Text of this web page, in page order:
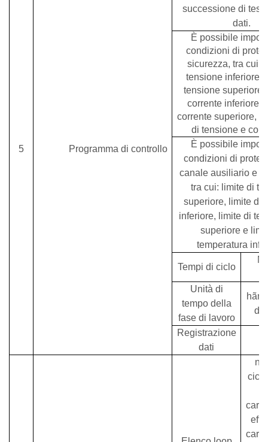
5 Programma di controllo
successione di test
dati.
È possibile
condizioni di
sicurezza, tra cui:
tensione inferiore,
tensione superiore,
corrente inferiore,
corrente superiore,
di tensione e
È possibile
condizioni di
canale ausiliario e i
tra cui: limite di
superiore, limite di
inferiore, limite di
superiore e
temperatura
Tempi di ciclo
Unità di
tempo della
fase di lavoro
hã
Registrazione
dati